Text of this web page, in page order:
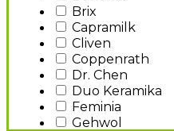
Brix
Capramilk
Cliven
Coppenrath
Dr. Chen
Duo Keramika
Feminia
Gehwol